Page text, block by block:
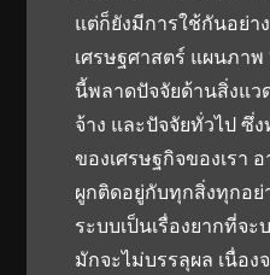
แต่ก็ยังมีการใช้กันอย่า
เศรษฐศาสตร์ แผนภาพ
นี้พลาดปัจจัยด้านสิ่งแว
จ้าง และปัจจัยทั่วไป ซึ่
ของเศรษฐกิจของเรา
ผูกติดอยู่กับทุกสิ่งทุกอย่
ระบบเป็นเรื่องยากที่จ
มักจะไม่บรรลุผล เนื่อ